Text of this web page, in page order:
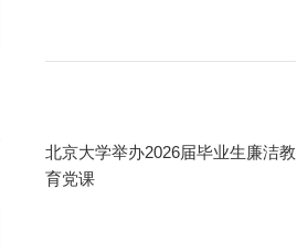
北京大学举办2026届毕业生廉洁教
育党课